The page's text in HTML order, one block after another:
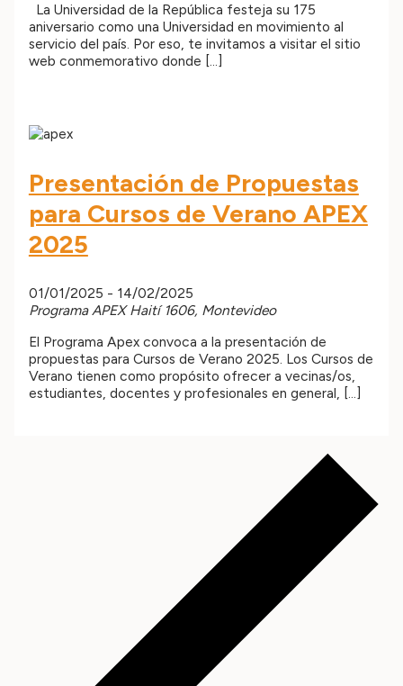
La Universidad de la República festeja su 175
aniversario como una Universidad en movimiento al
servicio del país. Por eso, te invitamos a visitar el sitio
web conmemorativo donde […]
Presentación de Propuestas
para Cursos de Verano APEX
2025
01/01/2025 - 14/02/2025
Programa APEXHaití 1606, Montevideo
El Programa Apex convoca a la presentación de
propuestas para Cursos de Verano 2025. Los Cursos de
Verano tienen como propósito ofrecer a vecinas/os,
estudiantes, docentes y profesionales en general, […]